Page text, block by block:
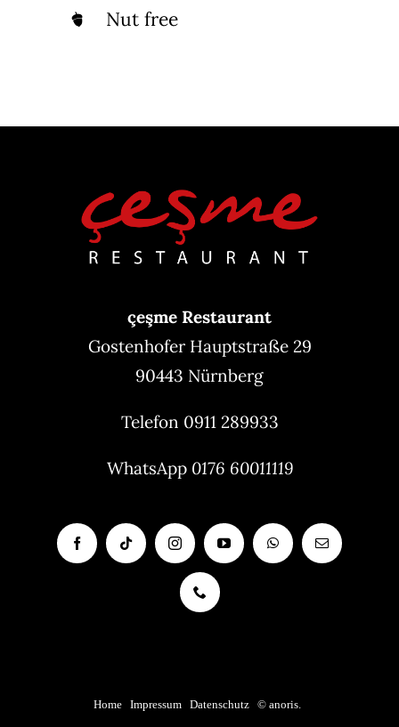
Nut free
çeşme Restaurant
Gostenhofer Hauptstraße 29
90443 Nürnberg
Telefon 0911 289933
WhatsApp 0176 60011119
Home| Impressum| Datenschutz| © anoris.|